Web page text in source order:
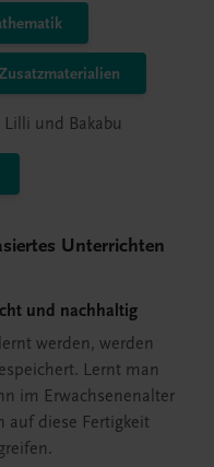
Lilli und Bakabu
Unterrichten
und nachhaltig
werden, werden
Lernt man
im Erwachsenenalter
auf diese Fertigkeit